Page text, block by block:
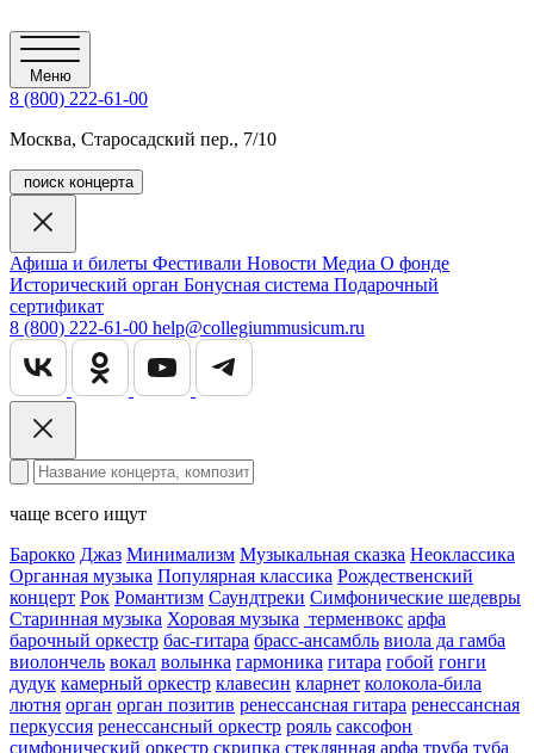
Меню
8 (800) 222-61-00
Москва, Старосадский пер., 7/10
поиск концерта
Афиша и билеты Фестивали Новости Медиа О фонде
Исторический орган Бонусная система Подарочный
сертификат
8 (800) 222-61-00 help@collegiummusicum.ru
чаще всего ищут
Барокко Джаз Минимализм Музыкальная сказка Неоклассика
Органная музыка Популярная классика Рождественский
концерт Рок Романтизм Саундтреки Симфонические шедевры
Старинная музыка Хоровая музыка терменвокс арфа
барочный оркестр бас-гитара брасс-ансамбль виола да гамба
виолончель вокал волынка гармоника гитара гобой гонги
дудук камерный оркестр клавесин кларнет колокола-била
лютня орган орган позитив ренессансная гитара ренессансная
перкуссия ренессансный оркестр рояль саксофон
симфонический оркестр скрипка стеклянная арфа труба туба